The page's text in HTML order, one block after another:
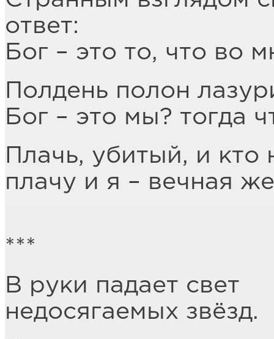
ответ:
Бог – это то, что во
Полдень полон
Бог – это мы? тогда
Плачь, убитый, и
плачу и я – вечная
***
В руки падает свет
недосягаемых звёзд.